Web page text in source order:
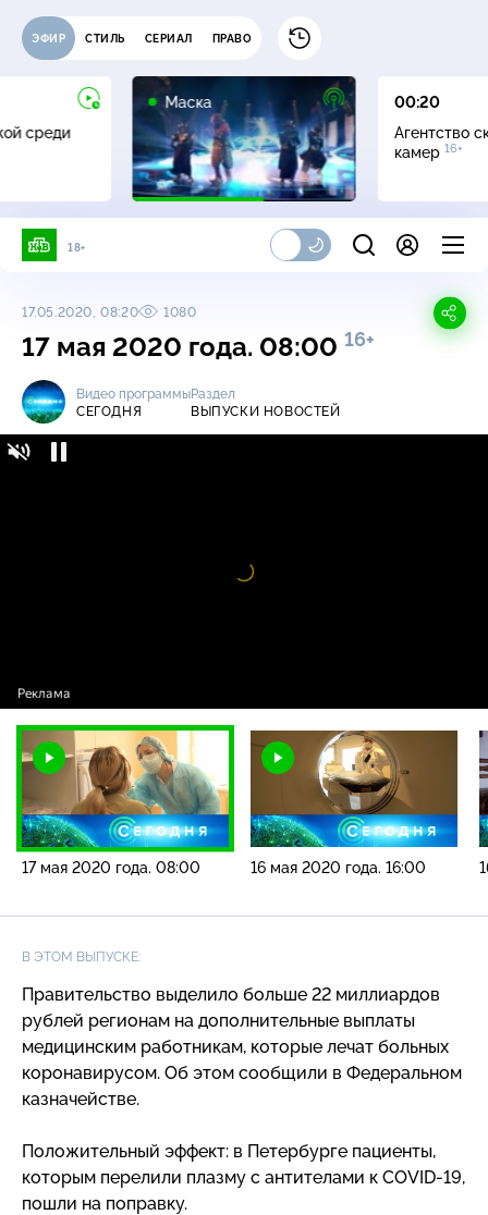
ЭФИР СТИЛЬ СЕРИАЛ ПРАВО
среди
Маска
00:20
Агентство
камер 16+
18+
17.05.2020, 08:20 1080
17 мая 2020 года. 08:00 16+
Видео программы
СЕГОДНЯ
Раздел
ВЫПУСКИ НОВОСТЕЙ
Видео
проигрыватель
17 мая 2020 года. 08:00 16 мая 2020 года. 16:00
В ЭТОМ ВЫПУСКЕ:
Правительство выделило больше 22 миллиардов
рублей регионам на дополнительные выплаты
медицинским работникам, которые лечат больных
коронавирусом. Об этом сообщили в Федеральном
казначействе.
Положительный эффект: в Петербурге пациенты,
которым перелили плазму с антителами к COVID-19,
пошли на поправку.